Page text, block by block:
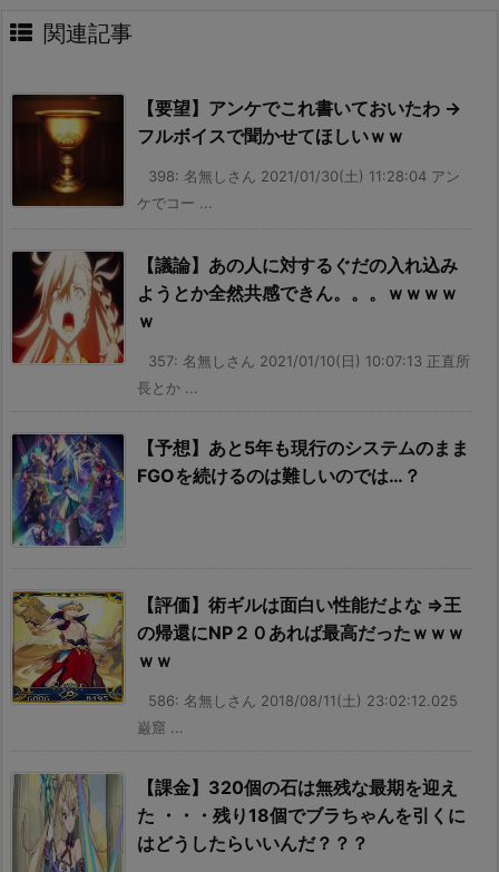
関連記事
【要望】アンケでこれ書いておいたわ →
フルボイスで聞かせてほしいｗｗ
398: 名無しさん 2021/01/30(土) 11:28:04 アン
ケでコー ...
【議論】あの人に対するぐだの入れ込み
ようとか全然共感できん。。。ｗｗｗｗ
ｗ
357: 名無しさん 2021/01/10(日) 10:07:13 正直所
長とか ...
【予想】あと5年も現行のシステムのまま
FGOを続けるのは難しいのでは…？
【評価】術ギルは面白い性能だよな ⇒王
の帰還にNP２０あれば最高だったｗｗｗ
ｗｗ
586: 名無しさん 2018/08/11(土) 23:02:12.025
巌窟 ...
【課金】320個の石は無残な最期を迎え
た ・・・残り18個でブラちゃんを引くに
はどうしたらいいんだ？？？